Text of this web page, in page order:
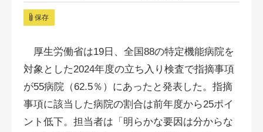
保存
厚生労働省は19日、全国88の特定機能病院を
対象とした2024年度の立ち入り検査で指摘事項
が55病院（62.5％）にあったと発表した。指摘
事項に該当した病院の割合は前年度から25ポイ
ント低下。担当者は「明らかな要因は分からな